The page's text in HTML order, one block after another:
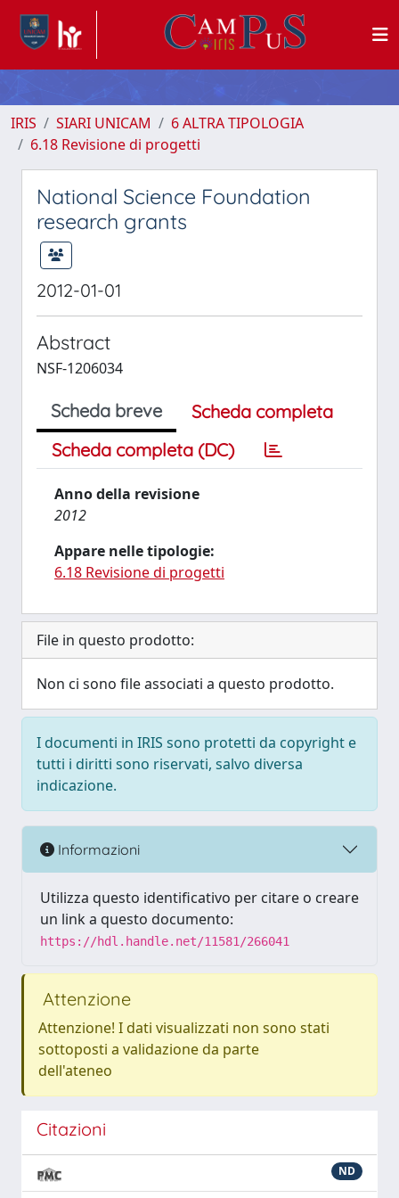
IRIS SIARI UNICAM
6 ALTRA TIPOLOGIA
6.18 Revisione di progetti
National Science Foundation
research grants
2012-01-01
Abstract
NSF-1206034
Scheda breve
Scheda completa
Scheda completa (DC)
Anno della revisione
2012
Appare nelle tipologie:
6.18 Revisione di progetti
File in questo prodotto:
Non ci sono file associati a questo prodotto.
I documenti in IRIS sono protetti da copyright e
tutti i diritti sono riservati, salvo diversa
indicazione.
Informazioni
Utilizza questo identificativo per citare o creare
un link a questo documento:
https://hdl.handle.net/11581/266041
Attenzione
Attenzione! I dati visualizzati non sono stati
sottoposti a validazione da parte
dell'ateneo
Citazioni
ND